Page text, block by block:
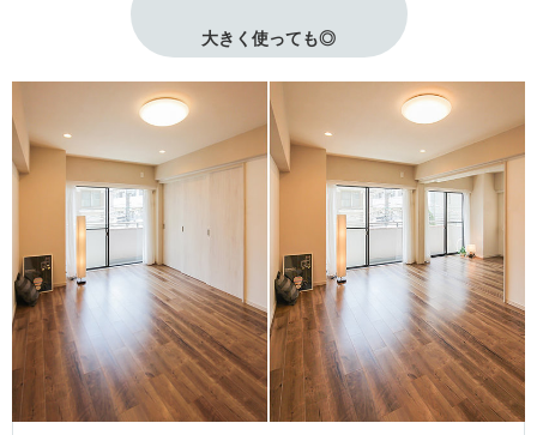
大きく使っても◎